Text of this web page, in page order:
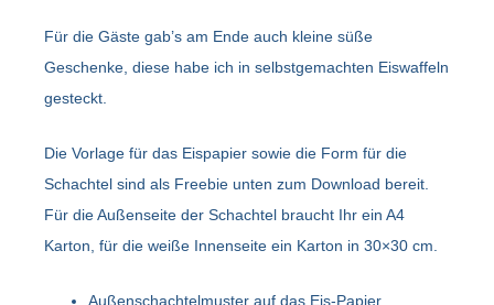
Für die Gäste gab’s am Ende auch kleine süße
Geschenke, diese habe ich in selbstgemachten Eiswaffeln
gesteckt.
Die Vorlage für das Eispapier sowie die Form für die
Schachtel sind als Freebie unten zum Download bereit.
Für die Außenseite der Schachtel braucht Ihr ein A4
Karton, für die weiße Innenseite ein Karton in 30×30 cm.
Außenschachtelmuster auf das Eis-Papier